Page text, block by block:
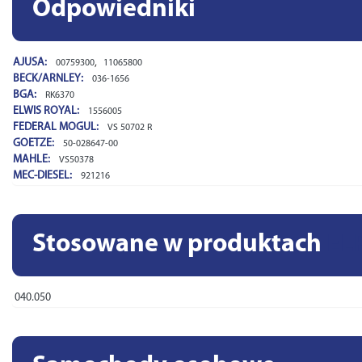
Odpowiedniki
AJUSA: 00759300, 11065800
BECK/ARNLEY: 036-1656
BGA: RK6370
ELWIS ROYAL: 1556005
FEDERAL MOGUL: VS 50702 R
GOETZE: 50-028647-00
MAHLE: VS50378
MEC-DIESEL: 921216
Stosowane w produktach
040.050